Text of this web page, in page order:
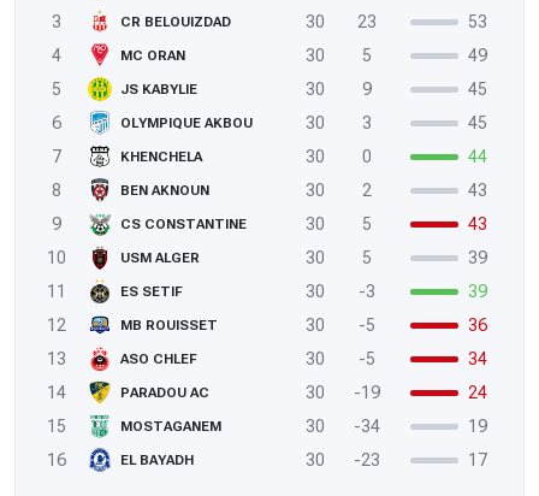
3
CR BELOUIZDAD 30 23
53
4
MC ORAN 30 5
49
5
JS KABYLIE 30 9
45
6
OLYMPIQUE AKBOU 30 3
45
7
KHENCHELA 30 0
44
8
BEN AKNOUN 30 2
43
9
CS CONSTANTINE 30 5
43
10
USM ALGER 30 5
39
11
ES SETIF 30 -3
39
12
MB ROUISSET 30 -5
36
13
ASO CHLEF 30 -5
34
14
PARADOU AC 30 -19
24
15
MOSTAGANEM 30 -34
19
16
EL BAYADH 30 -23 17